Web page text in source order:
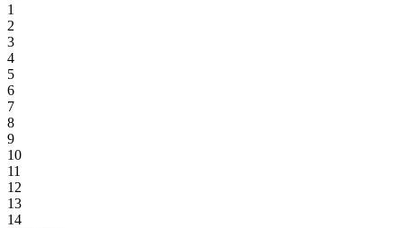
1
2
3
4
5
6
7
8
9
10
11
12
13
14